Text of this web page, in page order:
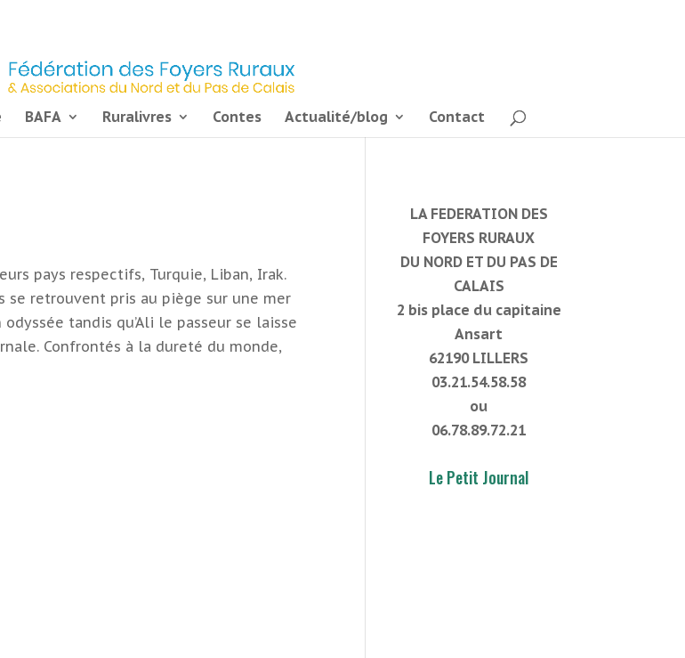
BAFA Ruralivres Contes Actualité/blog Contact
pays respectifs, Turquie, Liban, Irak.
se retrouvent pris au piège sur une mer
tandis qu’Ali le passeur se laisse
Confrontés à la dureté du monde,
LA FEDERATION DES
FOYERS RURAUX
DU NORD ET DU PAS DE
CALAIS
2 bis place du capitaine
Ansart
62190 LILLERS
03.21.54.58.58
ou
06.78.89.72.21
Le Petit Journal